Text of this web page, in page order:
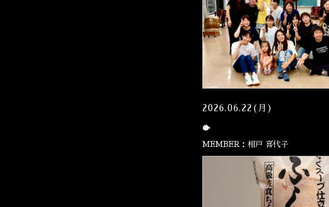
2026.06.22(月)
🐡
MEMBER：相戸 喜代子